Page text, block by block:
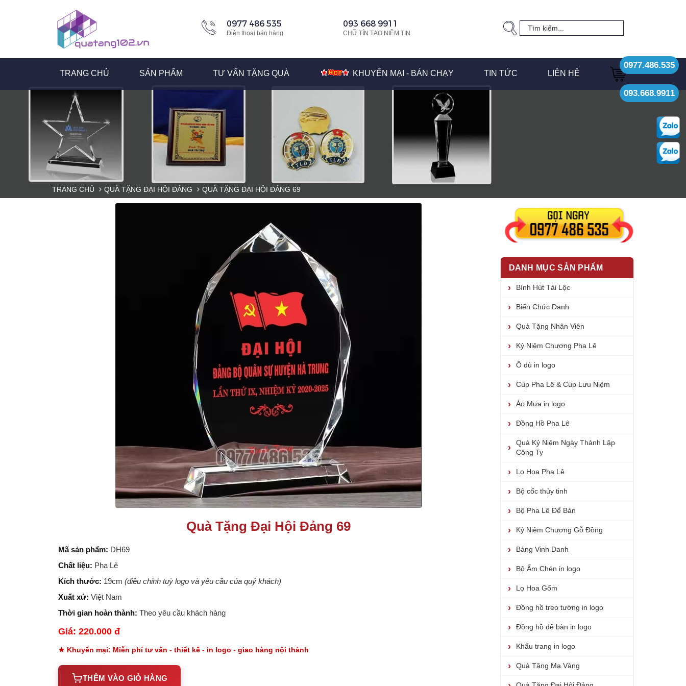
0977 486 535
Điện thoại bán hàng
093 668 9911
CHỮ TÍN TẠO NIỀM TIN
TRANG CHỦ SẢN PHẨM TƯ VẤN TẶNG QUÀ KHUYẾN MẠI - BÁN CHẠY TIN TỨC LIÊN HỆ
0977.486.535
093.668.9911
TRANG CHỦ QUÀ TẶNG ĐẠI HỘI ĐẢNG QUÀ TẶNG ĐẠI HỘI ĐẢNG 69
Quà Tặng Đại Hội Đảng 69
Mã sản phẩm: DH69
Chất liệu: Pha Lê
Kích thước: 19cm (điều chỉnh tuỳ logo và yêu cầu của quý khách)
Xuất xứ: Việt Nam
Thời gian hoàn thành: Theo yêu cầu khách hàng
Giá: 220.000 đ
★ Khuyến mại: Miễn phí tư vấn - thiết kế - in logo - giao hàng nội thành
THÊM VÀO GIỎ HÀNG
DANH MỤC SẢN PHẨM
Bình Hút Tài Lộc
Biển Chức Danh
Quà Tặng Nhân Viên
Kỷ Niệm Chương Pha Lê
Ô dù in logo
Cúp Pha Lê & Cúp Lưu Niệm
Áo Mưa in logo
Đồng Hồ Pha Lê
Quà Kỷ Niệm Ngày Thành Lập
Công Ty
Lọ Hoa Pha Lê
Bộ cốc thủy tinh
Bộ Pha Lê Để Bàn
Kỷ Niệm Chương Gỗ Đồng
Bảng Vinh Danh
Bộ Ấm Chén in logo
Lọ Hoa Gốm
Đồng hồ treo tường in logo
Đồng hồ để bàn in logo
Khẩu trang in logo
Quà Tặng Mạ Vàng